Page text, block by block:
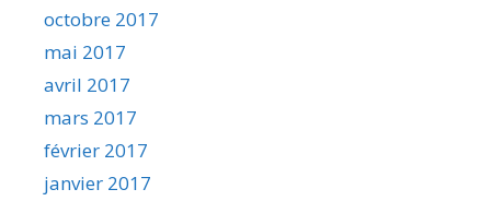
octobre 2017
mai 2017
avril 2017
mars 2017
février 2017
janvier 2017